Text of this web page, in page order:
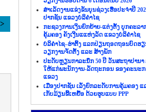
ສຳເລັດງານແຂ່ງຂັນບຸນຊ່ວງເຮືອປະຈຳປີ
ປາກຊັນ ແຂວງບໍລິຄຳໄຊ
ກະຊວງການເງິນຍົກຍ້າຍ-ແຕ່ງຕັ້ງ ບຸກຄະລາ
ຄຸ້ມຄອງ ຄັງເງີນແແຫ່ງລັດ ແຂວງບໍລິຄຳໄຊ
ບໍລິຄຳໄຊ–ຮ່າຕິ້ງ ແລກປ່ຽນຖອດຖອນບົດຮ
ວຽກງານຈັດຕັ້ງ ແລະ ສ້າງພັກ
ປະດັບຫຼຽນກາລະນຶກ 50 ປີ ວັນສະຖາປານາ
ໃຫ້ແກ່ພະນັກງານ-ລັດຖະກອນ ຂອງຄະນະ
ແຂວງ
ເມືອງປາກຊັນ ເລັ່ງຍົກລະດັບການຄຸ້ມຄອງ ແ
ເກັບມ້ຽນຂີ້ເຫຍື້ອ ດ້ວຍຮູບແບບ PPP